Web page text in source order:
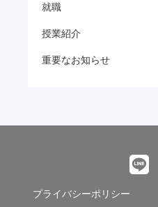
就職
授業紹介
重要なお知らせ
プライバシーポリシー